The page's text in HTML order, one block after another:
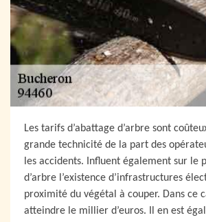
Les tarifs d’abattage d’arbre sont
grande technicité de la part des
les accidents. Influent également sur le
d’arbre l’existence d’infrastructures
proximité du végétal à couper. Dans ce
atteindre le millier d’euros. Il en est